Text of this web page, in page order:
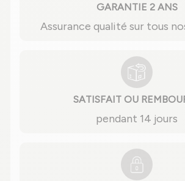
GARANTIE 2 ANS
Assurance qualité sur tous
SATISFAIT OU
pendant 14 jours